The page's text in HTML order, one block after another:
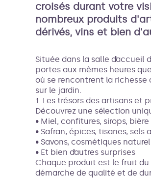
croisés durant votre
nombreux produits
dérivés, vins et bien
Située dans la salle d’accueil
portes aux mêmes heures
où se rencontrent la
sur le jardin.
1. Les trésors des artisans et
Découvrez une sélection
• Miel, confitures, sirops, bière
• Safran, épices, tisanes, sels
• Savons, cosmétiques
• Et bien d’autres surprises
Chaque produit est le fruit du
démarche de qualité et de